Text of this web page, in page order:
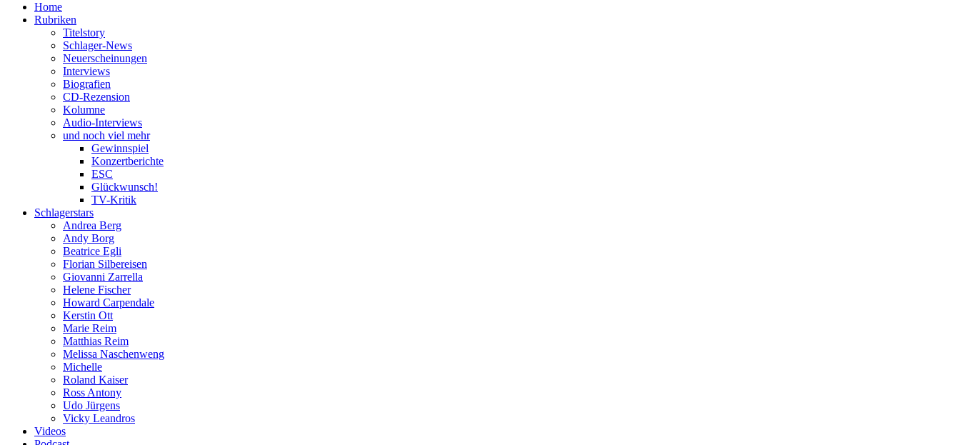
Home
Rubriken
Titelstory
Schlager-News
Neuerscheinungen
Interviews
Biografien
CD-Rezension
Kolumne
Audio-Interviews
und noch viel mehr
Gewinnspiel
Konzertberichte
ESC
Glückwunsch!
TV-Kritik
Schlagerstars
Andrea Berg
Andy Borg
Beatrice Egli
Florian Silbereisen
Giovanni Zarrella
Helene Fischer
Howard Carpendale
Kerstin Ott
Marie Reim
Matthias Reim
Melissa Naschenweng
Michelle
Roland Kaiser
Ross Antony
Udo Jürgens
Vicky Leandros
Videos